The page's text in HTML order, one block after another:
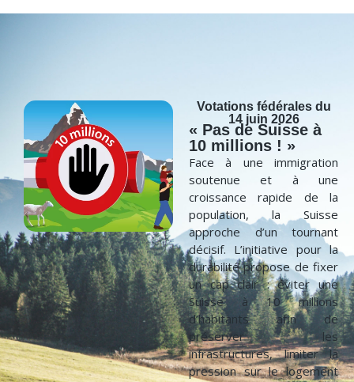
Votations fédérales du
14 juin 2026
« Pas de Suisse à
10 millions ! »
Face à une immigration
soutenue et à une
croissance rapide de la
population, la Suisse
approche d’un tournant
décisif. L’initiative pour la
durabilité propose de fixer
un cap clair : éviter une
Suisse à 10 millions
d’habitants afin de
préserver les
infrastructures, limiter la
pression sur le logement